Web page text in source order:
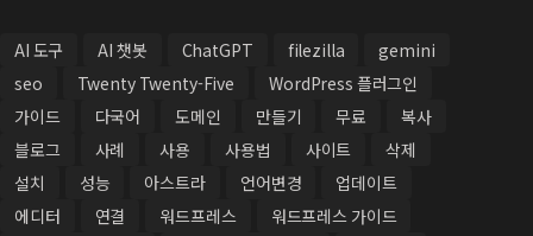
AI 도구 AI 챗봇 ChatGPT filezilla
gemini
seo
Twenty Twenty-Five
WordPress 플러그인
가이드
다국어 도메인 만들기 무료
복사
블로그
사례 사용 사용법 사이트
삭제
설치
성능 아스트라 언어변경
업데이트
에디터
연결 워드프레스
워드프레스 가이드